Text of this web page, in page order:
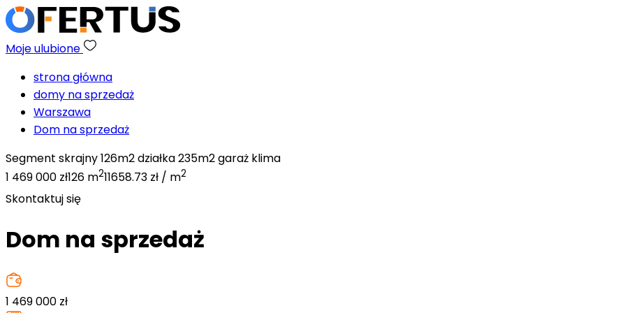
Moje ulubione
strona główna
domy na sprzedaż
Warszawa
Dom na sprzedaż
Segment skrajny 126m2 działka 235m2 garaż klima
1 469 000 zł126 m211658.73 zł / m2
Skontaktuj się
Dom na sprzedaż
1 469 000 zł